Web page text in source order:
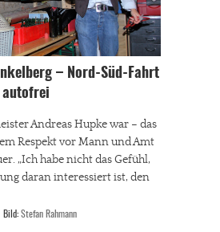
– Nord-Süd-Fahrt
autofrei
Andreas Hupke war – das
Respekt vor Mann und Amt
„Ich habe nicht das Gefühl,
daran interessiert ist, den
Bild: Stefan Rahmann